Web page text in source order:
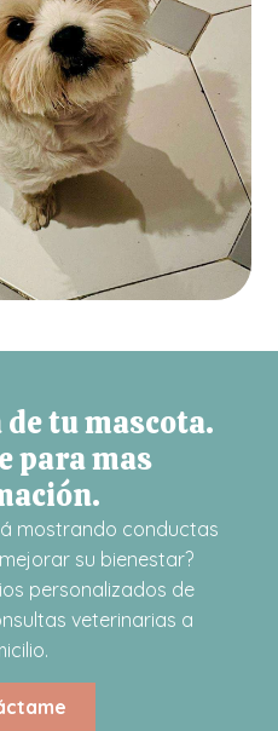
tu mascota.
para mas
mostrando conductas
su bienestar?
personalizados de
veterinarias a